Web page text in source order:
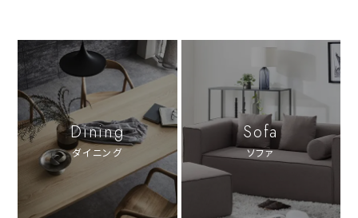
Dining
ダイニング
Sofa
ソファ